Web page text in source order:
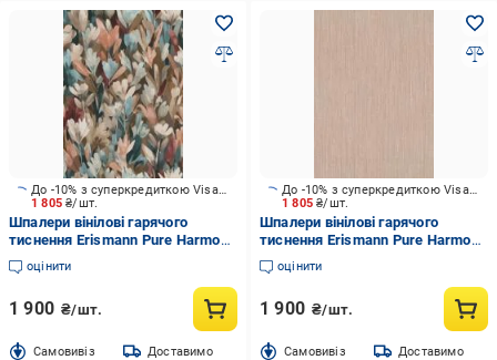
1 805₴/шт.
До -10% з суперкредиткою Visa Вигода
Шпалери вінілові гарячого
тиснення Erismann Pure Harmony
12275-11 1,06x10,05 м
оцінити
1 900 ₴/шт.
Cамовивіз Доставимо
1 805₴/шт.
До -10% з суперкредиткою Visa Вигода
Шпалери вінілові гарячого
тиснення Erismann Pure Harmony
12279-04 1,06x10,05 м
оцінити
1 900 ₴/шт.
Cамовивіз Доставимо